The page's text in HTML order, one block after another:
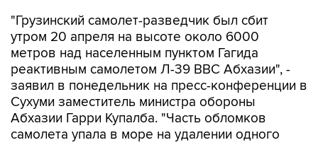
"Грузинский самолет-разведчик был сбит
утром 20 апреля на высоте около 6000
метров над населенным пунктом Гагида
реактивным самолетом Л-39 ВВС Абхазии", -
заявил в понедельник на пресс-конференции в
Сухуми заместитель министра обороны
Абхазии Гарри Купалба. "Часть обломков
самолета упала в море на удалении одного